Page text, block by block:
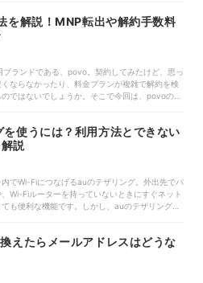
プ非対応で、乗り換え時にMNP予約番号の発行
す。MNPワンストップ対応の格安SIMよりも、
ります。まとめると、ギガの無期限繰越・月額
的ですが、乗り換えしづらさが気になります。
を調整したいならpovo、動画やゲームを中心に
ントフリーオプションがあるLinksMateなど、よ
もチェックしてみてくださいね。＜おすすめ
を解説！MNP転出や解約手数料
ブランドである、povo。契約してみたけど、思っ
ならなかったり、料金プランが複雑で解約を検
ではないでしょうか。そこで今回は、povoの解
使うには？利用方法とできない
説
内でWi-Fiにつなげるauのテザリング。外出先でパ
Wi-Fiルーターを持っていないときにすぐネット
も便利な機能です。しかし、auのテザリングの
えたらメールアドレスはどうな